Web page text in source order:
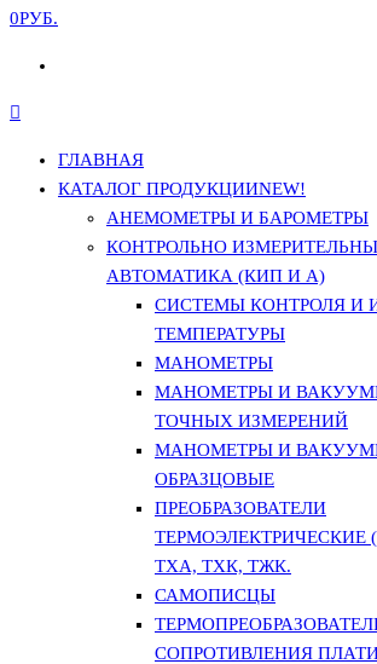
0РУБ.
ГЛАВНАЯ
КАТАЛОГ ПРОДУКЦИИNEW!
АНЕМОМЕТРЫ И БАРОМЕТРЫ
КОНТРОЛЬНО
АВТОМАТИКА (КИП И А)
СИСТЕМЫ КОНТРОЛЯ И
ТЕМПЕРАТУРЫ
МАНОМЕТРЫ
МАНОМЕТРЫ И
ТОЧНЫХ ИЗМЕРЕНИЙ
МАНОМЕТРЫ И
ОБРАЗЦОВЫЕ
ПРЕОБРАЗОВАТЕЛИ
ТЕРМОЭЛЕКТРИЧЕСКИЕ
ТХА, ТХК, ТЖК.
САМОПИСЦЫ
СОПРОТИВЛЕНИЯ